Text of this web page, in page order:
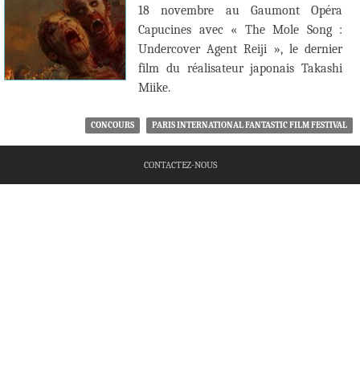
18 novembre au Gaumont Opéra
Capucines avec « The Mole Song :
Undercover Agent Reiji », le dernier
film du réalisateur japonais Takashi
Miike.
CONCOURS PARIS INTERNATIONAL FANTASTIC FILM FESTIVAL
CONTACTEZ-NOUS